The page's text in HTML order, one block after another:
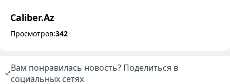
Caliber.Az
Просмотров:342
Вам понравилась новость? Поделиться в
социальных сетях